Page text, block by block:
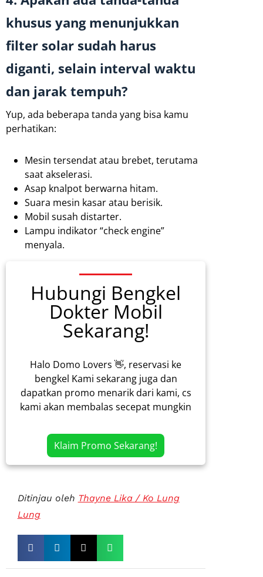
khusus yang menunjukkan
filter solar sudah harus
diganti, selain interval waktu
dan jarak tempuh?
Yup, ada beberapa tanda yang bisa kamu
perhatikan:
Mesin tersendat atau brebet, terutama
saat akselerasi.
Asap knalpot berwarna hitam.
Suara mesin kasar atau berisik.
Mobil susah distarter.
Lampu indikator “check engine”
menyala.
Hubungi Bengkel
Dokter Mobil
Sekarang!
Halo Domo Lovers 👋, reservasi ke
bengkel Kami sekarang juga dan
dapatkan promo menarik dari kami, cs
kami akan membalas secepat mungkin
Klaim Promo Sekarang!
Ditinjau oleh Thayne Lika / Ko Lung
Lung